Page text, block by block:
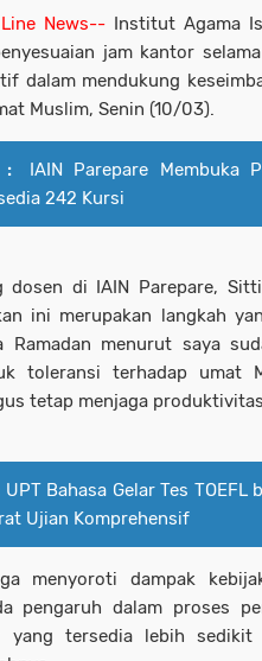
News-- Institut Agama
jam kantor
dalam mendukung
Muslim, Senin (10/03).
:
IAIN Parepare Membuka
242 Kursi
dosen di IAIN Parepare,
ini merupakan langkah
Ramadan menurut saya
toleransi terhadap umat
tetap menjaga
UPT Bahasa Gelar Tes TOEFL
Ujian Komprehensif
menyoroti dampak
pengaruh dalam proses
yang tersedia lebih sedikit